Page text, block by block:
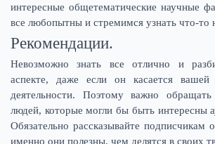
интересные общетематические научные
все любопытны и стремимся узнать что-то
Рекомендации.
Невозможно знать все отлично и
аспекте, даже если он касается вашей
деятельности. Поэтому важно
людей, которые могли бы быть интересны
Обязательно рассказывайте подписчикам
именно они полезны, чем делятся в своих